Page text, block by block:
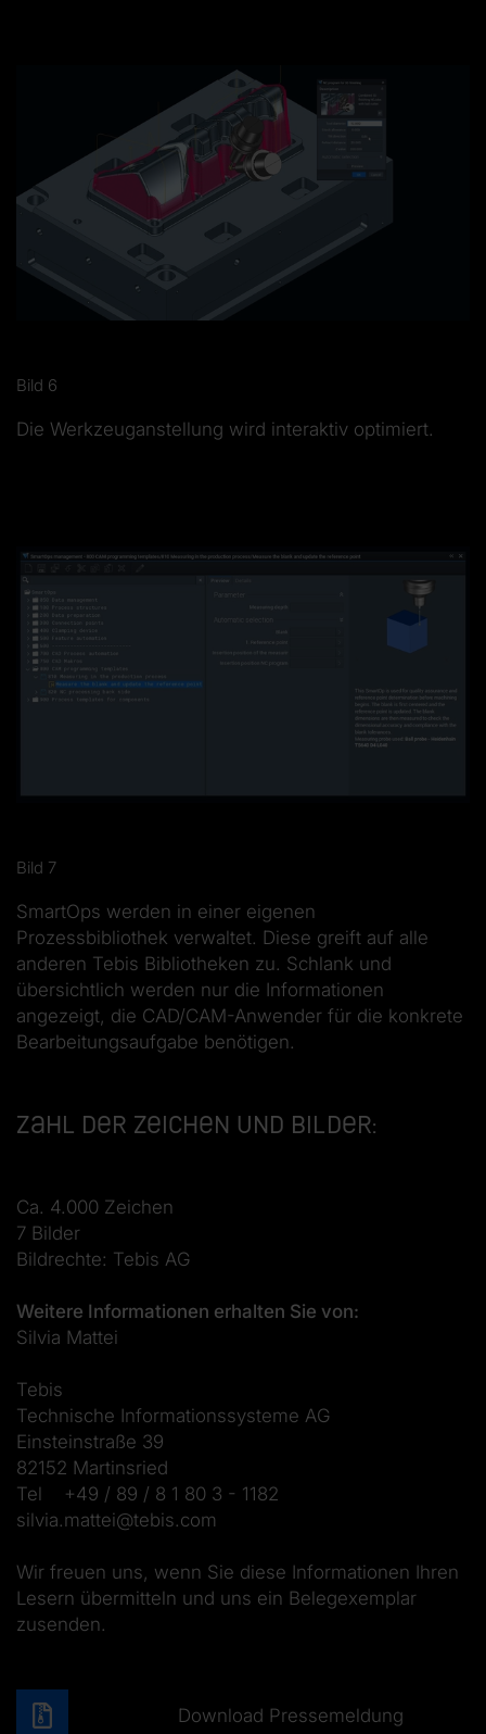
Bild 6
Die Werkzeuganstellung wird interaktiv optimiert.
Bild 7
SmartOps werden in einer eigenen
Prozessbibliothek verwaltet. Diese greift auf alle
anderen Tebis Bibliotheken zu. Schlank und
übersichtlich werden nur die Informationen
angezeigt, die CAD/CAM-Anwender für die konkrete
Bearbeitungsaufgabe benötigen.
Zahl der Zeichen und Bilder:
Ca. 4.000 Zeichen
7 Bilder
Bildrechte: Tebis AG
Weitere Informationen erhalten Sie von:
Silvia Mattei
Tebis
Technische Informationssysteme AG
Einsteinstraße 39
82152 Martinsried
Tel +49 / 89 / 8 1 80 3 - 1182
silvia.mattei@tebis.com
Wir freuen uns, wenn Sie diese Informationen Ihren
Lesern übermitteln und uns ein Belegexemplar
zusenden.
Download Pressemeldung